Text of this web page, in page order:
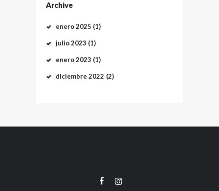
Archive
enero2025 (1)
julio2023 (1)
enero2023 (1)
diciembre2022 (2)